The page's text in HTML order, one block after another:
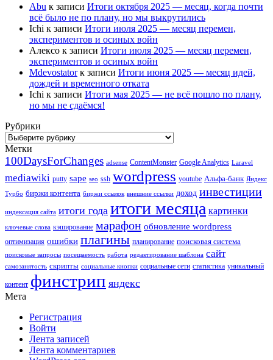
Abu к записи Итоги октября 2025 — месяц, когда почти
всё было не по плану, но мы выкрутились
Ichi к записи Итоги июля 2025 — месяц перемен,
экспериментов и осиных войн
Алексо к записи Итоги июля 2025 — месяц перемен,
экспериментов и осиных войн
Mdevostatorк записи Итоги июня 2025 — месяц идей,
дождей и временного отката
Ichi к записи Итоги мая 2025 — не всё пошло по плану,
но мы не сдаёмся!
Рубрики
Рубрики
Метки
100DaysForChanges adsense ContentMonster Google Analytics Laravel
mediawiki putty sape seo ssh wordpress youtube Альфа-банк Яндекс
Турбо биржи контента биржи ссылок внешние ссылки доход инвестиции
индексация сайта итоги года итоги месяца картинки
ключевые слова кэширование марафон обновление wordpress
оптимизация ошибки плагины планирование поисковая система
поисковые запросы посещаемость работа редактирование шаблона сайт
самозанятость скрипты социальные кнопки социальные сети статистика уникальный
контент финстрип яндекс
Мета
Регистрация
Войти
Лента записей
Лента комментариев